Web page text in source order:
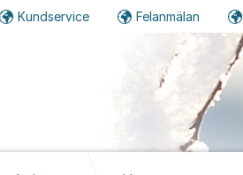
Kundservice Felanmälan